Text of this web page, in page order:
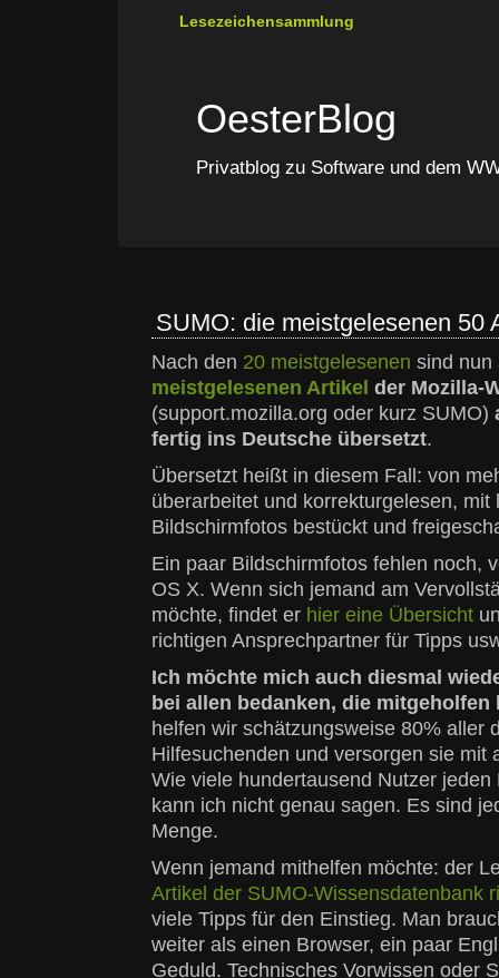
Lesezeichensammlung
OesterBlog
Privatblog zu Software und dem
SUMO: die meistgelesenen 50
Nach den 20 meistgelesenen sind
meistgelesenen Artikel der Mozilla-
(support.mozilla.org oder kurz SUMO)
fertig ins Deutsche übersetzt.
Übersetzt heißt in diesem Fall: von
überarbeitet und korrekturgelesen, mit
Bildschirmfotos bestückt und
Ein paar Bildschirmfotos fehlen noch,
OS X. Wenn sich jemand am
möchte, findet er hier eine Übersicht
richtigen Ansprechpartner für Tipps
Ich möchte mich auch diesmal
bei allen bedanken, die mitgeholfen
helfen wir schätzungsweise 80% aller
Hilfesuchenden und versorgen sie mit
Wie viele hundertausend Nutzer jeden
kann ich nicht genau sagen. Es sind
Menge.
Wenn jemand mithelfen möchte: der
Artikel der SUMO-Wissensdatenbank
viele Tipps für den Einstieg. Man
weiter als einen Browser, ein paar
Geduld. Technisches Vorwissen oder